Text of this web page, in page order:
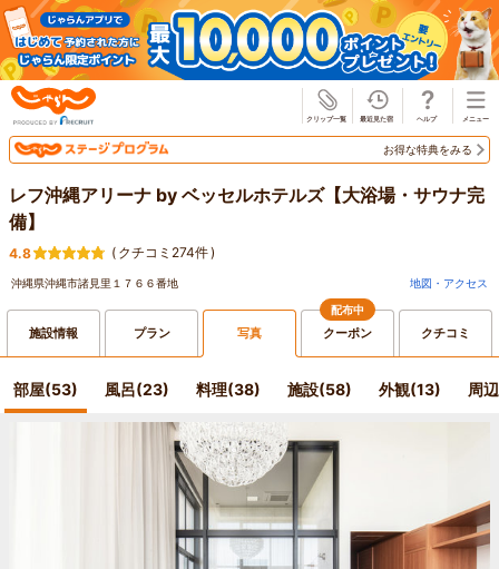
お得な特典をみる
レフ沖縄アリーナ by ベッセルホテルズ【大浴場・サウナ完
備】
4.8 ( クチコミ274件)
沖縄県沖縄市諸見里１７６６番地 地図・アクセス
施設情報 プラン 写真
配布中
クーポン クチコミ
部屋(53) 風呂(23) 料理(38) 施設(58) 外観(13) 周